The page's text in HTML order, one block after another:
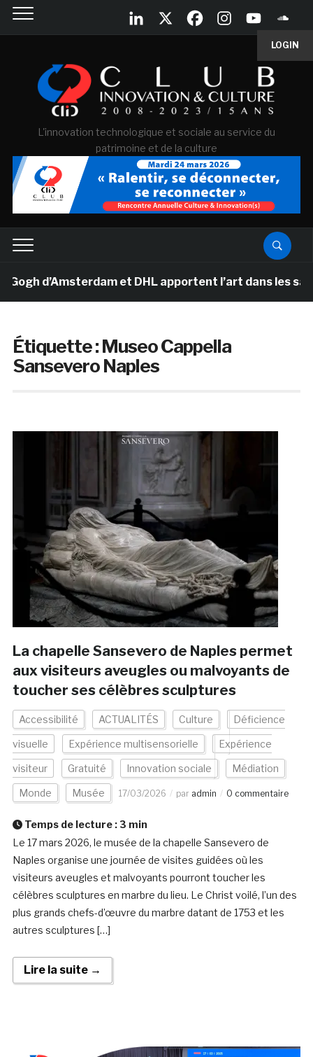
LOGIN
L'innovation technologique et sociale au service du
patrimoine et de la culture
d’Amsterdam et DHL apportent l’art dans les salles
Étiquette :Museo Cappella
Sansevero Naples
La chapelle Sansevero de Naples permet
aux visiteurs aveugles ou malvoyants de
toucher ses célèbres sculptures
Accessibilité ACTUALITÉS Culture Déficience
visuelle Expérience multisensorielle Expérience
visiteur Gratuité Innovation sociale Médiation
Monde Musée 17/03/2026 par admin 0 commentaire
Temps de lecture : 3 min
Le 17 mars 2026, le musée de la chapelle Sansevero de
Naples organise une journée de visites guidées où les
visiteurs aveugles et malvoyants pourront toucher les
célèbres sculptures en marbre du lieu. Le Christ voilé, l’un des
plus grands chefs-d’œuvre du marbre datant de 1753 et les
autres sculptures […]
Lire la suite →